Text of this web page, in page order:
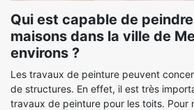
Qui est capable de
maisons dans la ville de
environs ?
Les travaux de peinture peuvent
de structures. En effet, il est très
travaux de peinture pour les toits. Pour